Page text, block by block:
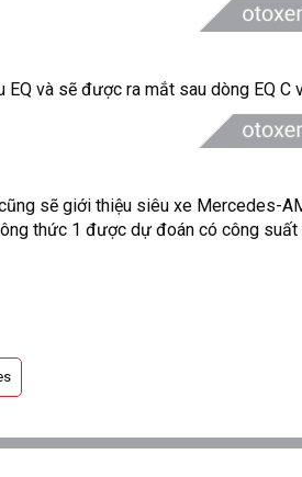
và sẽ được ra mắt sau dòng EQ C
sẽ giới thiệu siêu xe Mercedes-
thức 1 được dự đoán có công